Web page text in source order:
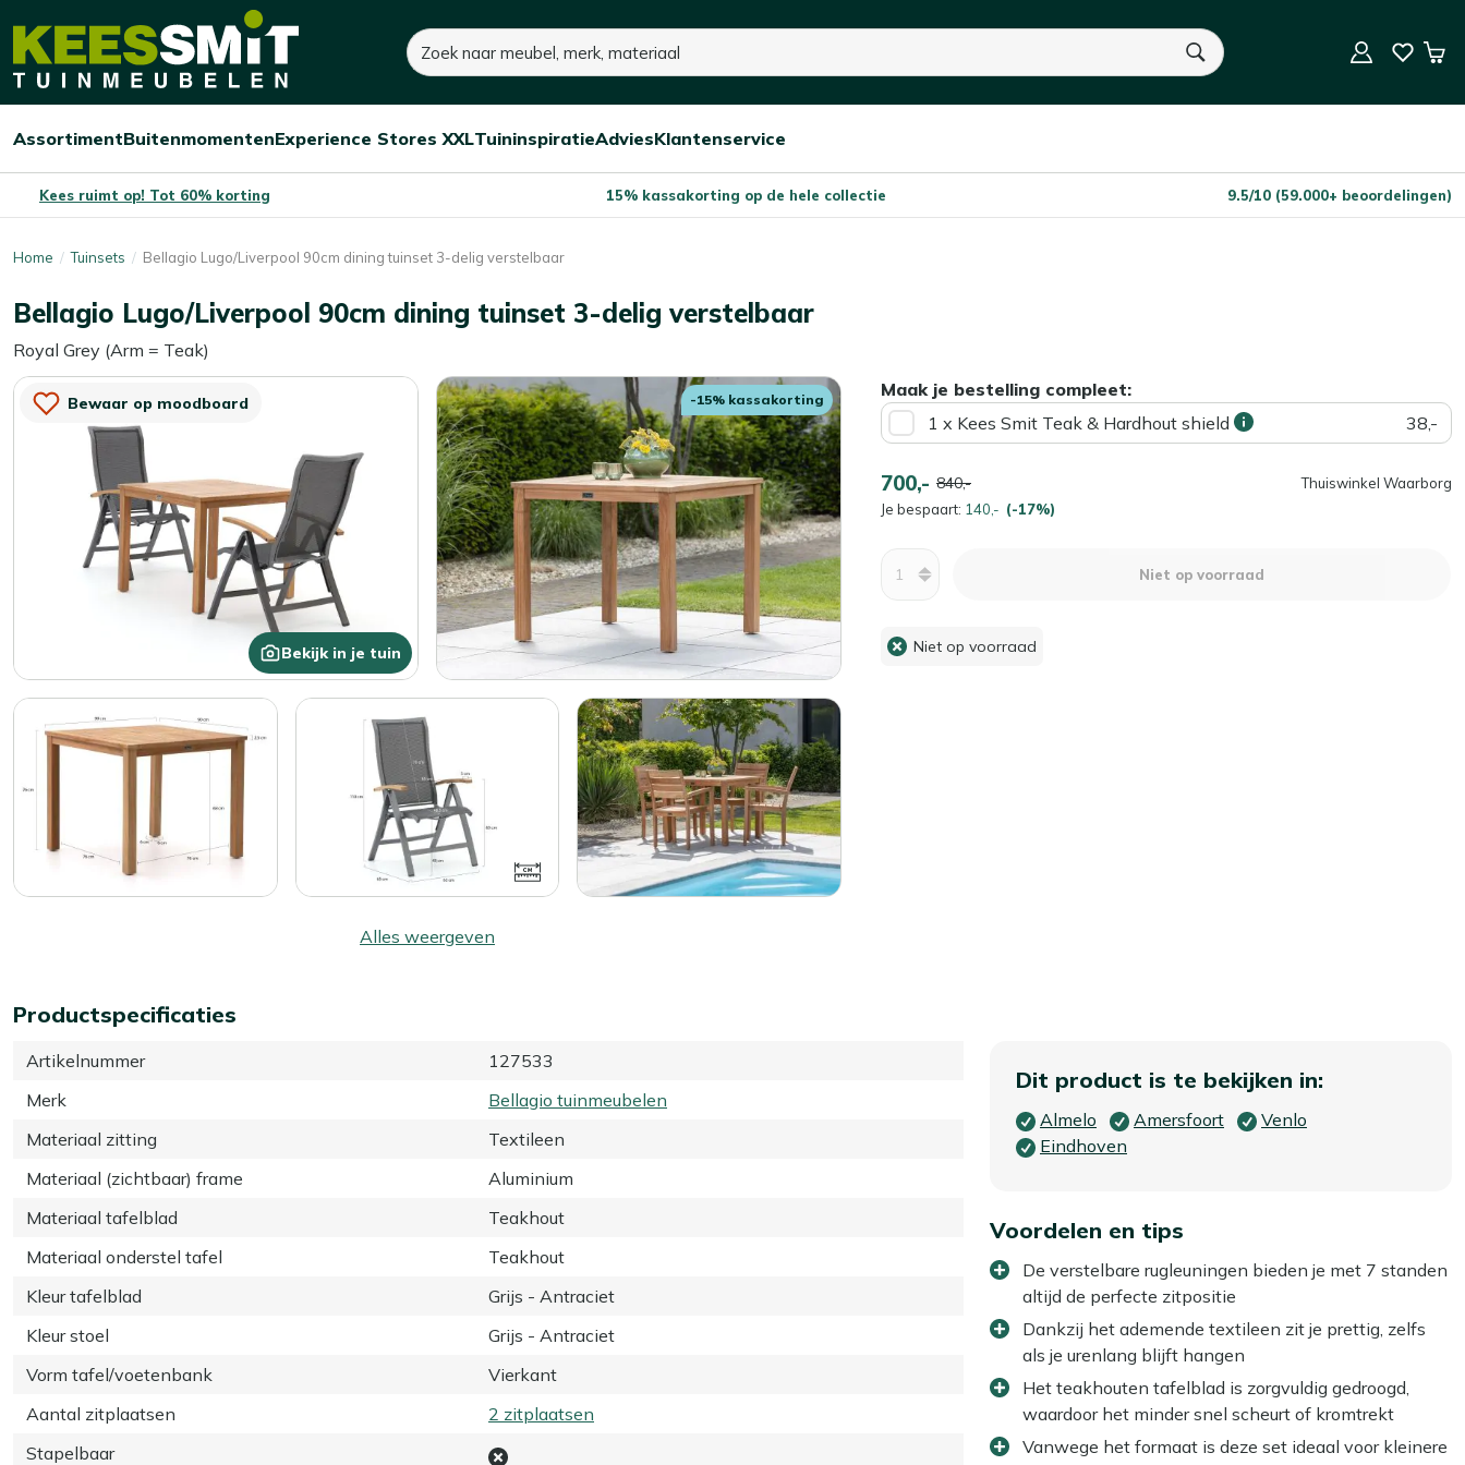
Kees
Tuinmeubelen
Zoeken
U heeft geen product(en) in uw winkelwagen.
Open/sluit
Assortiment
Open/sluit
Buitenmomenten
Open/sluit
Experience Stores XXL
Open/sluit
Tuininspiratie
Open/sluit
Advies
Open/sluit
Klantenservice
Kees ruimt op! Tot 60% korting 15% kassakorting op de hele collectie 9.5/10 (59.000+ beoordelingen)
Home Tuinsets Bellagio Lugo/Liverpool 90cm dining tuinset 3-delig verstelbaar
Bellagio Lugo/Liverpool 90cm dining tuinset 3-delig verstelbaar
Royal Grey (Arm = Teak)
Bewaar op moodboard
Bekijk in je tuin
-15% kassakorting
Alles weergeven
Maak je bestelling compleet:
1 x Kees Smit Teak & Hardhout shield
38,-
700,- 840,-
Je bespaart: 140,- (-17%)
Thuiswinkel Waarborg
700,- 840,-
Je bespaart:140,- (-17%)
Dit product is niet op voorraad Niet op voorraad
Niet op voorraad
Niet op voorraad
Productspecificaties
Artikelnummer
127533
Merk
Bellagio tuinmeubelen
Materiaal zitting
Textileen
Materiaal (zichtbaar) frame
Aluminium
Materiaal tafelblad
Teakhout
Materiaal onderstel tafel
Teakhout
Kleur tafelblad
Grijs - Antraciet
Kleur stoel
Grijs - Antraciet
Vorm tafel/voetenbank
Vierkant
Aantal zitplaatsen
2 zitplaatsen
Stapelbaar
Dit product is te bekijken in:
Almelo Amersfoort
Venlo
Eindhoven
Voordelen en tips
De verstelbare rugleuningen bieden je met 7 standen
altijd de perfecte zitpositie
Dankzij het ademende textileen zit je prettig, zelfs
als je urenlang blijft hangen
Het teakhouten tafelblad is zorgvuldig gedroogd,
waardoor het minder snel scheurt of kromtrekt
Vanwege het formaat is deze set ideaal voor kleinere